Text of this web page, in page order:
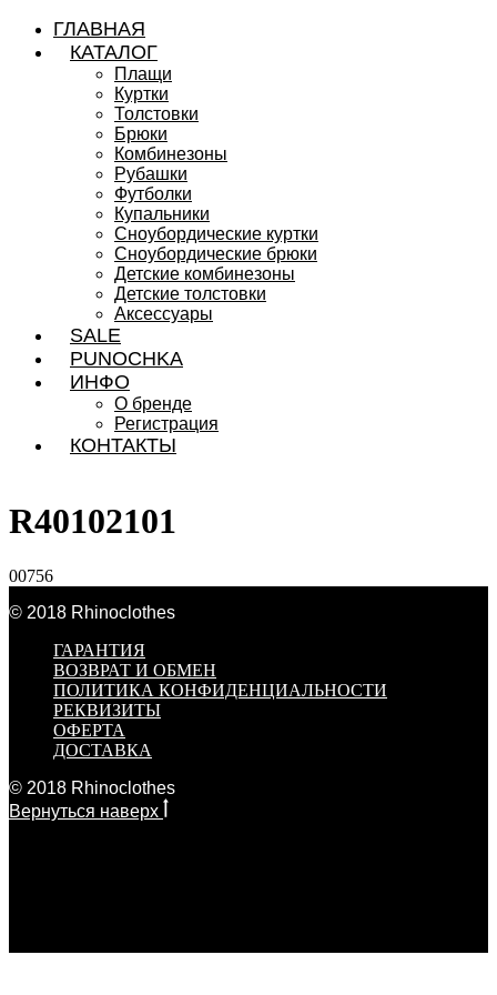
ГЛАВНАЯ
КАТАЛОГ
Плащи
Куртки
Толстовки
Брюки
Комбинезоны
Рубашки
Футболки
Купальники
Сноубордические куртки
Сноубордические брюки
Детские комбинезоны
Детские толстовки
Аксессуары
SALE
PUNOCHKA
ИНФО
О бренде
Регистрация
КОНТАКТЫ
R40102101
00756
© 2018 Rhinoclothes
ГАРАНТИЯ
ВОЗВРАТ И ОБМЕН
ПОЛИТИКА КОНФИДЕНЦИАЛЬНОСТИ
РЕКВИЗИТЫ
ОФЕРТА
ДОСТАВКА
© 2018 Rhinoclothes
Вернуться наверх